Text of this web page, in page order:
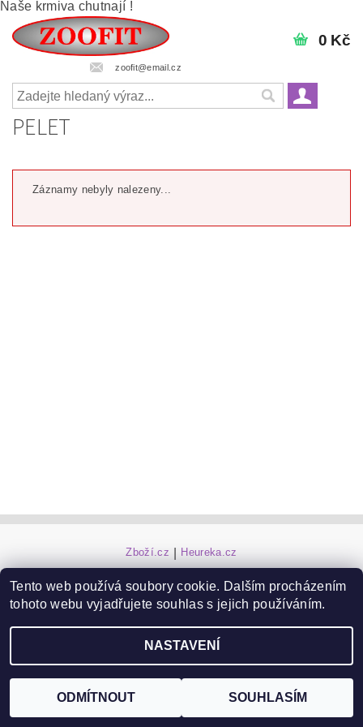
Naše krmiva chutnají !
zoofit@email.cz
0 Kč
PELET
Záznamy nebyly nalezeny...
Zboží.cz Heureka.cz
2026 ©ZooFit, všechna práva vyhrazena Upravit nastavení cookies
Vytvořil Shoptet
Tento web používá soubory cookie. Dalším procházením
tohoto webu vyjadřujete souhlas s jejich používáním.
NASTAVENÍ
ODMÍTNOUT SOUHLASÍM